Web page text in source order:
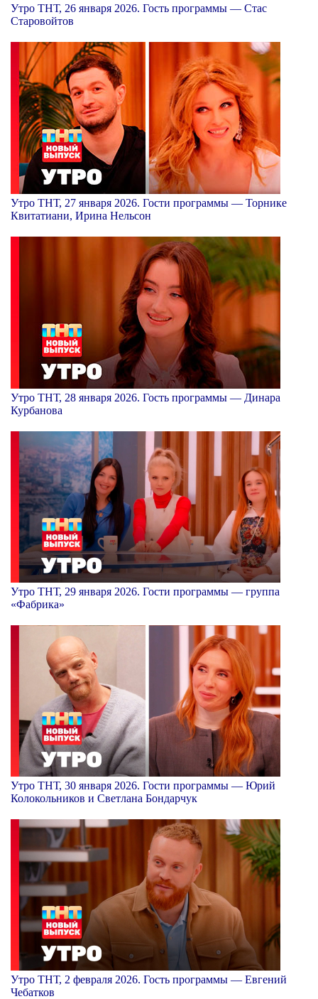
Утро ТНТ, 26 января 2026. Гость программы — Стас
Старовойтов
Утро ТНТ, 27 января 2026. Гости программы — Торнике
Квитатиани, Ирина Нельсон
Утро ТНТ, 28 января 2026. Гость программы — Динара
Курбанова
Утро ТНТ, 29 января 2026. Гости программы — группа
«Фабрика»
Утро ТНТ, 30 января 2026. Гости программы — Юрий
Колокольников и Светлана Бондарчук
Утро ТНТ, 2 февраля 2026. Гость программы — Евгений
Чебатков